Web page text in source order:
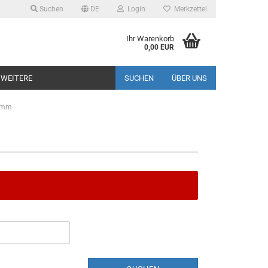
Suchen DE Login Merkzettel
Ihr Warenkorb
0,00 EUR
SUCHEN ÜBER UNS
WEITERE